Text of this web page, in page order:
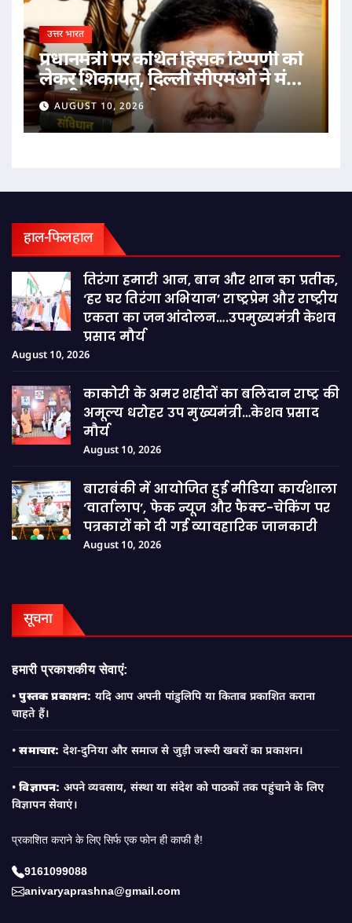
उत्तर भारत
प्रधानमंत्री पर कथित हिंसक टिप्पणी को
लेकर शिकायत, दिल्ली सीएमओ ने मंत्री
आशीष सूद को भेजा मामला
AUGUST 10, 2026
हाल-फिलहाल
तिरंगा हमारी आन, बान और शान का प्रतीक,
‘हर घर तिरंगा अभियान’ राष्ट्रप्रेम और राष्ट्रीय
एकता का जनआंदोलन….उपमुख्यमंत्री केशव
प्रसाद मौर्य
August 10, 2026
काकोरी के अमर शहीदों का बलिदान राष्ट्र की
अमूल्य धरोहर उप मुख्यमंत्री…केशव प्रसाद
मौर्य
August 10, 2026
बाराबंकी में आयोजित हुई मीडिया कार्यशाला
‘वार्तालाप’, फेक न्यूज और फैक्ट-चेकिंग पर
पत्रकारों को दी गई व्यावहारिक जानकारी
August 10, 2026
सूचना
हमारी प्रकाशकीय सेवाएं:
•पुस्तक प्रकाशन: यदि आप अपनी पांडुलिपि या किताब प्रकाशित कराना
चाहते हैं।
•समाचार: देश-दुनिया और समाज से जुड़ी जरूरी खबरों का प्रकाशन।
•विज्ञापन: अपने व्यवसाय, संस्था या संदेश को पाठकों तक पहुंचाने के लिए
विज्ञापन सेवाएं।
प्रकाशित कराने के लिए सिर्फ एक फोन ही काफी है!
9161099088
anivaryaprashna@gmail.com